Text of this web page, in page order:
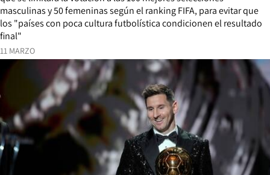
11 MARZO
masculinas y 50 femeninas según el ranking FIFA, para evitar que
los "países con poca cultura futbolística condicionen el resultado
final"